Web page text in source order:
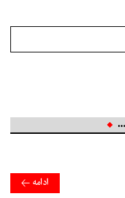
ادامه